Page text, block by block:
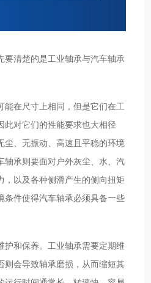
要清楚的是工业轴承与汽车轴承
能在尺寸上相同，但是它们在工
此对它们的性能要求也大相径
尘、无振动、高速且平稳的环境
轴承则要面对户外灰尘、水、汽
，以及各种侧滑产生的侧向扭矩
条件使得汽车轴承必须具备一些
护和保养。工业轴承需要定期维
则会导致轴承磨损，从而缩短其